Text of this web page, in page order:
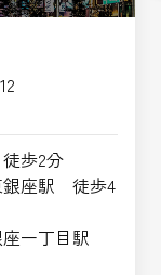
歩2分
銀座駅 徒歩4
座一丁目駅